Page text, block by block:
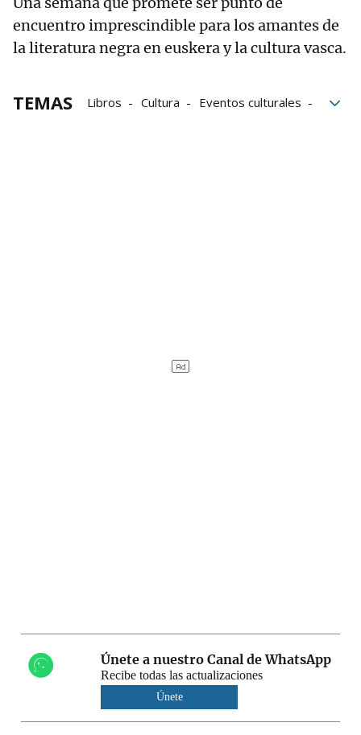
encuentro imprescindible para los amantes de
la literatura negra en euskera y la cultura vasca.
TEMAS Libros Cultura
Eventos culturales
Únete a nuestro Canal de WhatsApp
Recibe todas las actualizaciones
Únete